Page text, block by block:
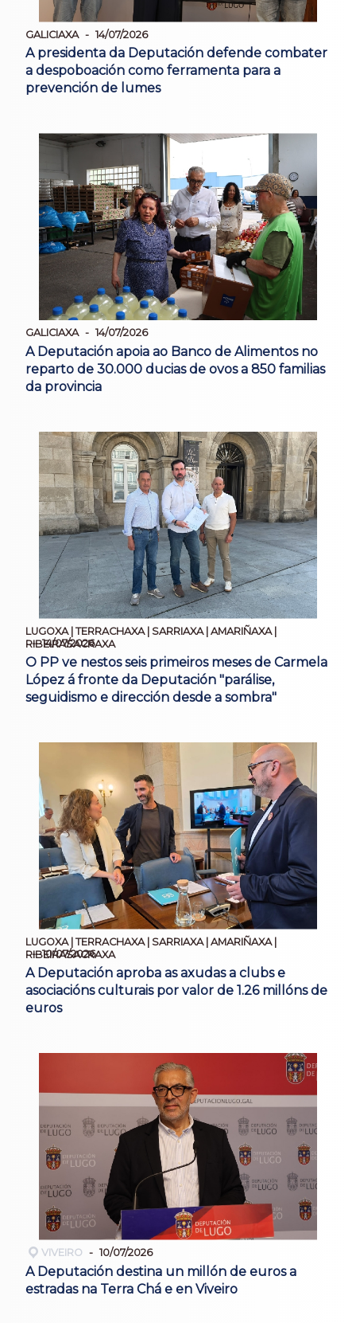
GALICIAXA 14/07/2026
A presidenta da Deputación defende combater
a despoboación como ferramenta para a
prevención de lumes
GALICIAXA 14/07/2026
A Deputación apoia ao Banco de Alimentos no
reparto de 30.000 ducias de ovos a 850 familias
da provincia
LUGOXA | TERRACHAXA | SARRIAXA | AMARIÑAXA |
RIBEIRASACRAXA
14/07/2026
O PP ve nestos seis primeiros meses de Carmela
López á fronte da Deputación "parálise,
seguidismo e dirección desde a sombra"
LUGOXA | TERRACHAXA | SARRIAXA | AMARIÑAXA |
RIBEIRASACRAXA
10/07/2026
A Deputación aproba as axudas a clubs e
asociacións culturais por valor de 1.26 millóns de
euros
VIVEIRO 10/07/2026
A Deputación destina un millón de euros a
estradas na Terra Chá e en Viveiro